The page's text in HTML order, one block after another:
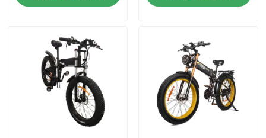
리드스타 전기 자전거
접는 지방 타이어 전기 자전거